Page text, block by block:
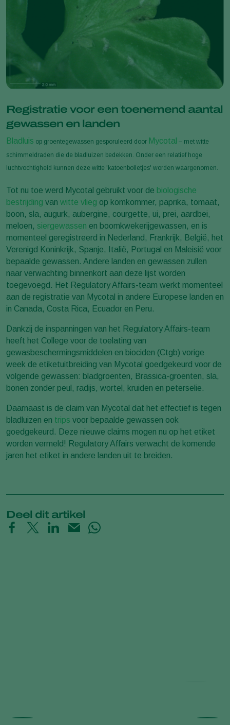
Registratie voor een toenemend aantal
gewassen en landen
Bladluis op groentegewassen gesporuleerd door Mycotal – met witte
schimmeldraden die de bladluizen bedekken. Onder een relatief hoge
luchtvochtigheid kunnen deze witte 'katoenbolletjes' worden waargenomen.
Tot nu toe werd Mycotal gebruikt voor de biologische
bestrijding van witte vlieg op komkommer, paprika, tomaat,
boon, sla, augurk, aubergine, courgette, ui, prei, aardbei,
meloen, siergewassen en boomkwekerijgewassen, en is
momenteel geregistreerd in Nederland, Frankrijk, België, het
Verenigd Koninkrijk, Spanje, Italië, Portugal en Maleisië voor
bepaalde gewassen. Andere landen en gewassen zullen
naar verwachting binnenkort aan deze lijst worden
toegevoegd. Het Regulatory Affairs-team werkt momenteel
aan de registratie van Mycotal in andere Europese landen en
in Canada, Costa Rica, Ecuador en Peru.
Dankzij de inspanningen van het Regulatory Affairs-team
heeft het College voor de toelating van
gewasbeschermingsmiddelen en biociden (Ctgb) vorige
week de etiketuitbreiding van Mycotal goedgekeurd voor de
volgende gewassen: bladgroenten, Brassica-groenten, sla,
bonen zonder peul, radijs, wortel, kruiden en peterselie.
Daarnaast is de claim van Mycotal dat het effectief is tegen
bladluizen en trips voor bepaalde gewassen ook
goedgekeurd. Deze nieuwe claims mogen nu op het etiket
worden vermeld! Regulatory Affairs verwacht de komende
jaren het etiket in andere landen uit te breiden.
Deel dit artikel